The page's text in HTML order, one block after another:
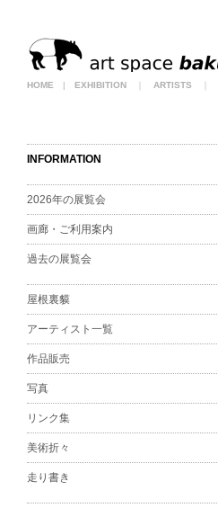
INFORMATION
2026年の展覧会
画廊・ご利用案内
過去の展覧会
屋根裏貘
アーティスト一覧
作品販売
写真
リンク集
美術折々
走り書き
HOME | EXHIBITION ARTISTS